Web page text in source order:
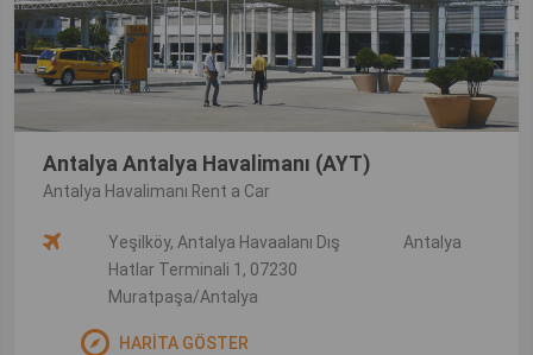
Antalya Antalya Havalimanı (AYT)
Antalya Havalimanı Rent a Car
Yeşilköy, Antalya Havaalanı Dış
Hatlar Terminali 1, 07230
Muratpaşa/Antalya
Antalya
HARİTA GÖSTER